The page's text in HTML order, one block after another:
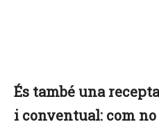
És també una
i conventual: com